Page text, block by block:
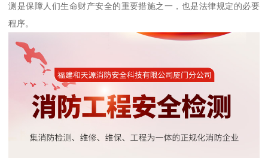
测是保障人们生命财产安全的重要措施之一，也是法律规定的必要
程序。